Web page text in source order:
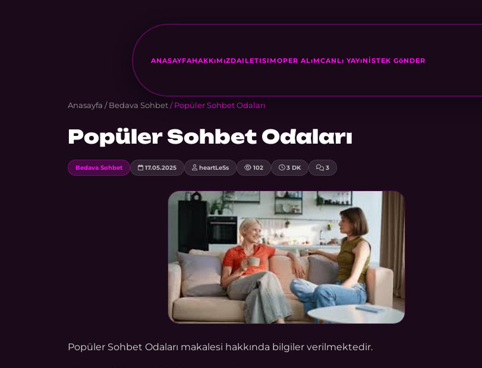
ANASAYFAHAKKıMıZDAILETISIMOPER ALıMCANLı YAYıN İSTEK GöNDER
Anasayfa / Bedava Sohbet / Popüler Sohbet Odaları
Popüler Sohbet Odaları
Bedava Sohbet 17.05.2025 heartLeSs 102 3 DK 3
Popüler Sohbet Odaları makalesi hakkında bilgiler verilmektedir.